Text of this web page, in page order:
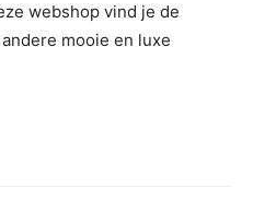
webshop vind je de
mooie en luxe